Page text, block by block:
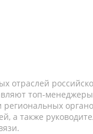
отраслей
топ-
а также